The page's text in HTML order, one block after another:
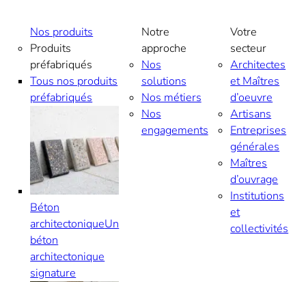
Nos produits
Produits
préfabriqués
Tous nos produits
préfabriqués
Béton
architectoniqueUn
béton
architectonique
signature
Notre
approche
Nos
solutions
Nos métiers
Nos
engagements
Votre
secteur
Architectes
et Maîtres
d’oeuvre
Artisans
Entreprises
générales
Maîtres
d’ouvrage
Institutions
et
collectivités